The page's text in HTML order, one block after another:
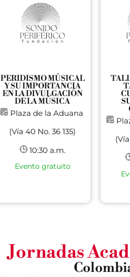
PERIDISMO MÚSICAL
Y SU IMPORTANCIA
EN LA DIVULGACIÓN
DE LA MÚSICA
Plaza de la Aduana
(Vía 40 No. 36 135)
10:30 a.m.
Evento gratuito
Jornadas